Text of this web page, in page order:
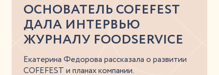
ОСНОВАТЕЛЬ COFEFEST
ДАЛА ИНТЕРВЬЮ
ЖУРНАЛУ FOODSERVICE
Екатерина Федорова рассказала о развитии
COFEFEST и планах компании.